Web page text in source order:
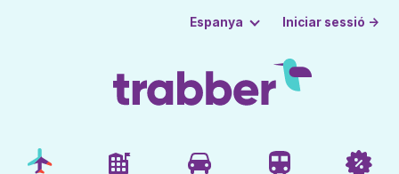
Espanya Iniciar sessió →